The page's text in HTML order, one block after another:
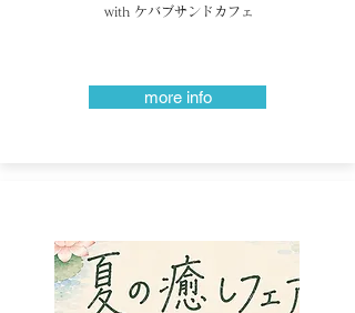
with ケバブサンドカフェ
more info